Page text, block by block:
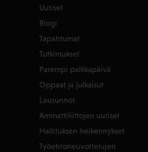
Uutiset
Blogi
Tapahtumat
Tutkimukset
Parempi palkkapäivä
Oppaat ja julkaisut
Lausunnot
Ammattiliittojen uutiset
Hallituksen heikennykset
Työehtoneuvottelujen